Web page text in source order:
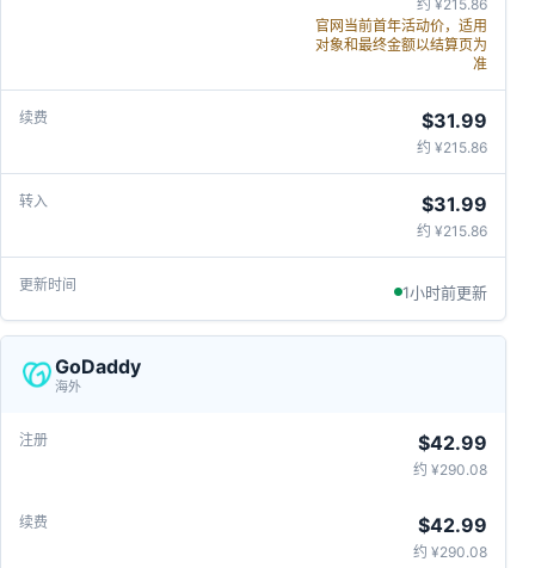
约 ¥215.86
官网当前首年活动价，适用
对象和最终金额以结算页为
准
$31.99
约 ¥215.86
$31.99
约 ¥215.86
1小时前更新
GoDaddy
海外
$42.99
约 ¥290.08
$42.99
约 ¥290.08